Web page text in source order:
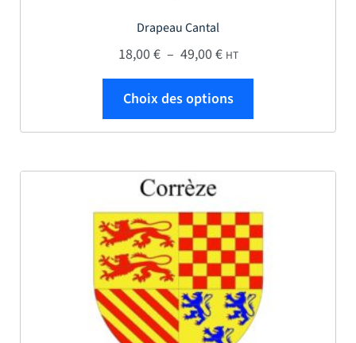
Drapeau Cantal
18,00€ – 49,00€Plage de prix : 18,00 €
HT
Choix des options